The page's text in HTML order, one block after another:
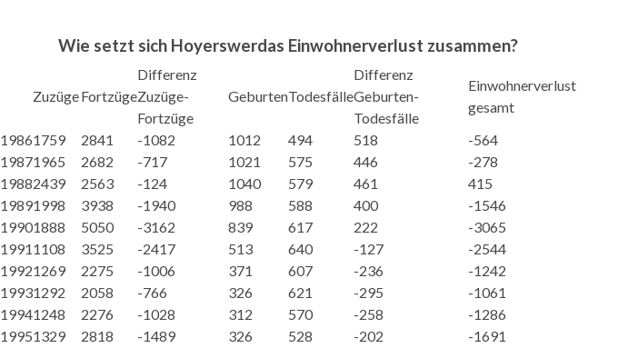
Wie setzt sich Hoyerswerdas Einwohnerverlust zusammen?
ZuzügeFortzüge
Differenz
Zuzüge-
Fortzüge
GeburtenTodesfälle
Differenz
Geburten-
Todesfälle
Einwohnerverlust
gesamt
19861759 2841 -1082 1012 494 518
-564
19871965 2682 -717 1021 575 446
-278
19882439 2563 -124 1040 579 461
415
19891998 3938 -1940 988 588 400
-1546
19901888 5050 -3162 839 617 222
-3065
19911108 3525 -2417 513 640 -127
-2544
19921269 2275 -1006 371 607 -236
-1242
19931292 2058 -766 326 621 -295
-1061
19941248 2276 -1028 312 570 -258
-1286
19951329 2818 -1489 326 528 -202
-1691